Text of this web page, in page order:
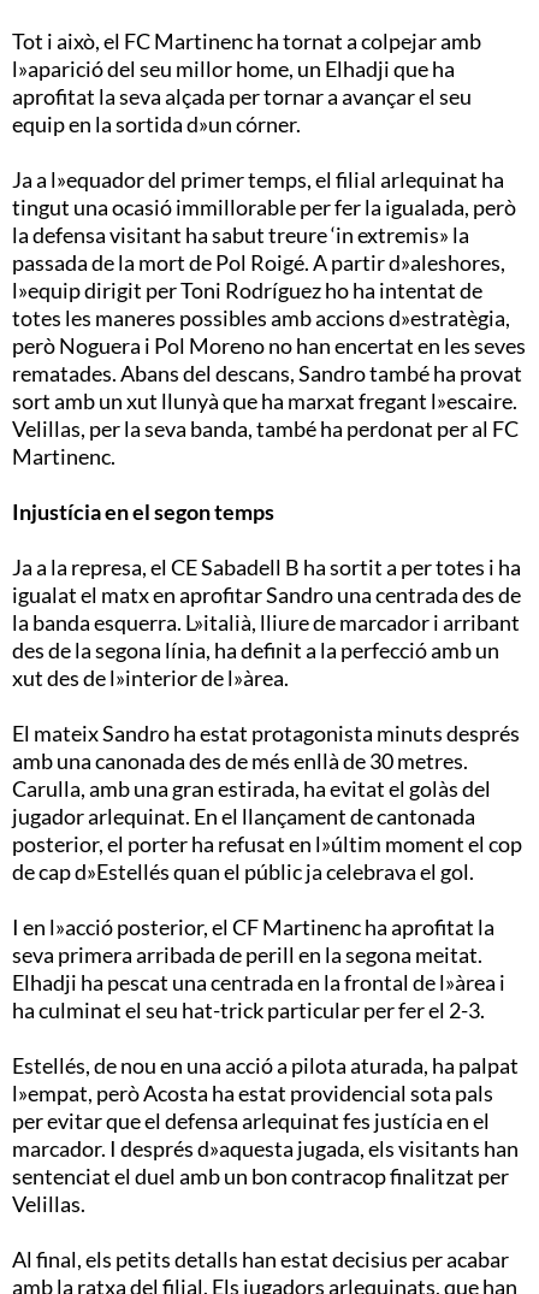
Tot i això, el FC Martinenc ha tornat a colpejar amb
l»aparició del seu millor home, un Elhadji que ha
aprofitat la seva alçada per tornar a avançar el seu
equip en la sortida d»un córner.
Ja a l»equador del primer temps, el filial arlequinat ha
tingut una ocasió immillorable per fer la igualada, però
la defensa visitant ha sabut treure ‘in extremis» la
passada de la mort de Pol Roigé. A partir d»aleshores,
l»equip dirigit per Toni Rodríguez ho ha intentat de
totes les maneres possibles amb accions d»estratègia,
però Noguera i Pol Moreno no han encertat en les seves
rematades. Abans del descans, Sandro també ha provat
sort amb un xut llunyà que ha marxat fregant l»escaire.
Velillas, per la seva banda, també ha perdonat per al FC
Martinenc.
Injustícia en el segon temps
Ja a la represa, el CE Sabadell B ha sortit a per totes i ha
igualat el matx en aprofitar Sandro una centrada des de
la banda esquerra. L»italià, lliure de marcador i arribant
des de la segona línia, ha definit a la perfecció amb un
xut des de l»interior de l»àrea.
El mateix Sandro ha estat protagonista minuts després
amb una canonada des de més enllà de 30 metres.
Carulla, amb una gran estirada, ha evitat el golàs del
jugador arlequinat. En el llançament de cantonada
posterior, el porter ha refusat en l»últim moment el cop
de cap d»Estellés quan el públic ja celebrava el gol.
I en l»acció posterior, el CF Martinenc ha aprofitat la
seva primera arribada de perill en la segona meitat.
Elhadji ha pescat una centrada en la frontal de l»àrea i
ha culminat el seu hat-trick particular per fer el 2-3.
Estellés, de nou en una acció a pilota aturada, ha palpat
l»empat, però Acosta ha estat providencial sota pals
per evitar que el defensa arlequinat fes justícia en el
marcador. I després d»aquesta jugada, els visitants han
sentenciat el duel amb un bon contracop finalitzat per
Velillas.
Al final, els petits detalls han estat decisius per acabar
amb la ratxa del filial. Els jugadors arlequinats, que han